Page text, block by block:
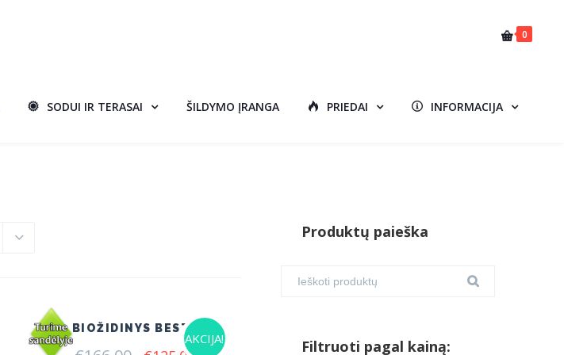
0
SODUI IR TERASAI ŠILDYMO ĮRANGA PRIEDAI INFORMACIJA
AKCIJA!
BIOŽIDINYS BESTA
Produktų paieška
Filtruoti pagal kainą: